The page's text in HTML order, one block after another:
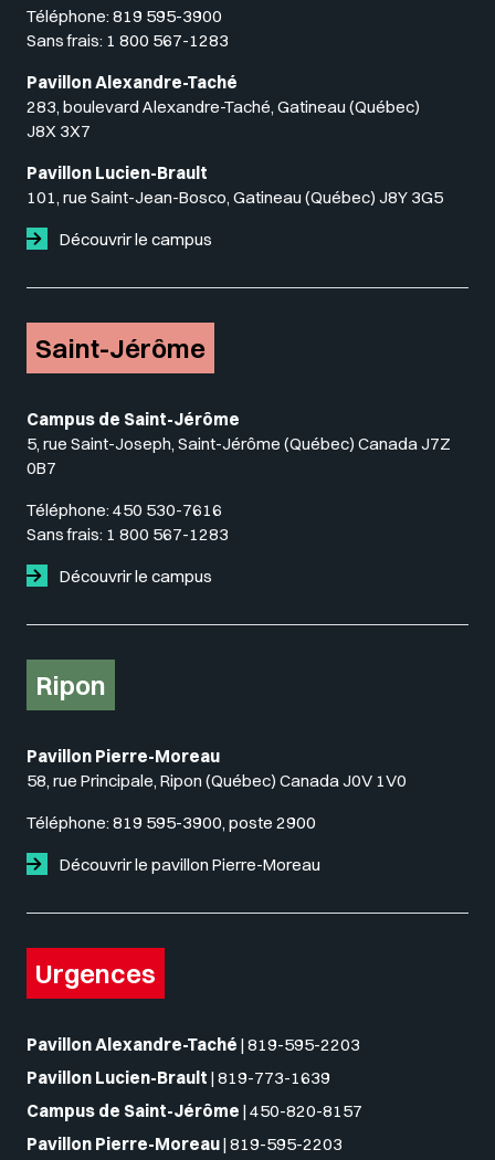
Téléphone: 819 595-3900
Sans frais: 1 800 567-1283
Pavillon Alexandre-Taché
283, boulevard Alexandre-Taché, Gatineau (Québec)
J8X 3X7
Pavillon Lucien-Brault
101, rue Saint-Jean-Bosco, Gatineau (Québec) J8Y 3G5
Découvrir le campus
Saint-Jérôme
Campus de Saint-Jérôme
5, rue Saint-Joseph, Saint-Jérôme (Québec) Canada J7Z
0B7
Téléphone: 450 530-7616
Sans frais: 1 800 567-1283
Découvrir le campus
Ripon
Pavillon Pierre-Moreau
58, rue Principale, Ripon (Québec) Canada J0V 1V0
Téléphone: 819 595-3900, poste 2900
Découvrir le pavillon Pierre-Moreau
Urgences
Pavillon Alexandre-Taché | 819-595-2203
Pavillon Lucien-Brault | 819-773-1639
Campus de Saint-Jérôme | 450-820-8157
Pavillon Pierre-Moreau| 819-595-2203